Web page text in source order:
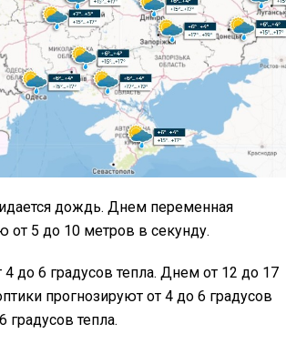
дождь. Днем переменная
от 5 до 10 метров в секунду.
до 6 градусов тепла. Днем от 12 до 17
прогнозируют от 4 до 6 градусов
градусов тепла.